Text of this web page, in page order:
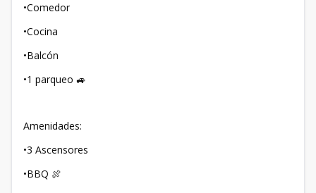
•Comedor
•Cocina
•Balcón
•1 parqueo 🚙
Amenidades:
•3 Ascensores
•BBQ 🍖